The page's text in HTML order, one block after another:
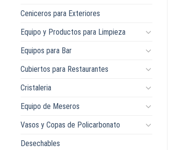
Ceniceros para Exteriores
Equipo y Productos para Limpieza
Equipos para Bar
Cubiertos para Restaurantes
Cristaleria
Equipo de Meseros
Vasos y Copas de Policarbonato
Desechables